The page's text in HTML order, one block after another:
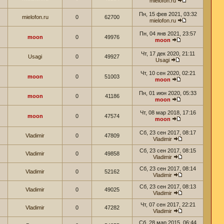
mielofon.ru 0 62700
Пн, 15 фев 2021, 03:32
mielofon.ru
moon 0 49976
Пн, 04 янв 2021, 23:57
moon
Usagi 0 49927
Чт, 17 дек 2020, 21:11
Usagi
moon 0 51003
Чт, 10 сен 2020, 02:21
moon
moon 0 41186
Пн, 01 июн 2020, 05:33
moon
moon 0 47574
Чт, 08 мар 2018, 17:16
moon
Vladimir 0 47809
Сб, 23 сен 2017, 08:17
Vladimir
Vladimir 0 49858
Сб, 23 сен 2017, 08:15
Vladimir
Vladimir 0 52162
Сб, 23 сен 2017, 08:14
Vladimir
Vladimir 0 49025
Сб, 23 сен 2017, 08:13
Vladimir
Vladimir 0 47282
Чт, 07 сен 2017, 22:21
Vladimir
Сб, 28 мар 2015, 06:44